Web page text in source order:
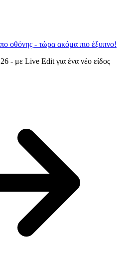
οθόνης - τώρα ακόμα πιο έξυπνο!
- με Live Edit για ένα νέο είδος